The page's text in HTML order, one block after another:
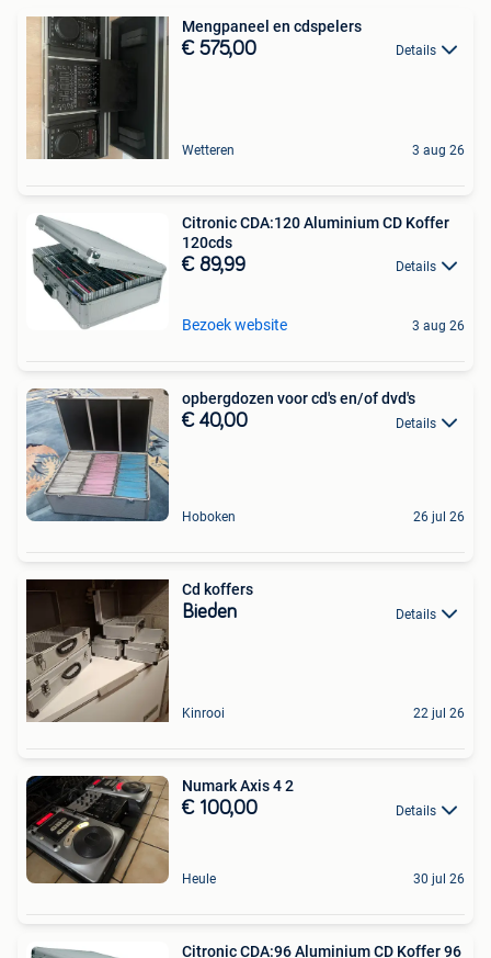
Mengpaneel en cdspelers
€ 575,00 Details
Wetteren 3 aug 26
Citronic CDA:120 Aluminium CD Koffer
120cds
€ 89,99 Details
Bezoek website 3 aug 26
opbergdozen voor cd's en/of dvd's
€ 40,00 Details
Hoboken 26 jul 26
Cd koffers
Bieden Details
Kinrooi 22 jul 26
Numark Axis 4 2
€ 100,00 Details
Heule 30 jul 26
Citronic CDA:96 Aluminium CD Koffer 96